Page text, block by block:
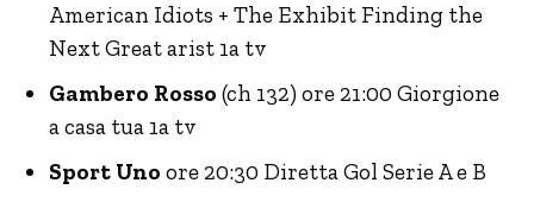
American Idiots + The Exhibit Finding the
Next Great arist 1a tv
Gambero Rosso (ch 132) ore 21:00 Giorgione
a casa tua 1a tv
Sport Uno ore 20:30 Diretta Gol Serie A e B